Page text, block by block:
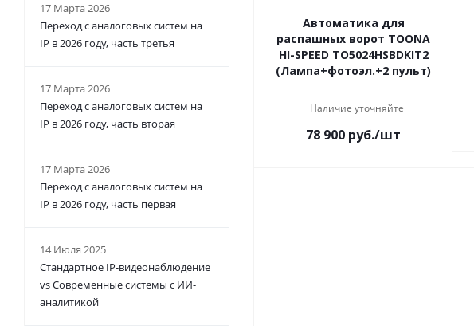
Автоматика для
распашных ворот TOONA
HI-SPEED TO5024HSBDKIT2
(Лампа+фотоэл.+2 пульт)
Наличие уточняйте
78 900 руб./шт
17 Марта 2026
Переход с аналоговых систем на
IP в 2026 году, часть третья
17 Марта 2026
Переход с аналоговых систем на
IP в 2026 году, часть вторая
17 Марта 2026
Переход с аналоговых систем на
IP в 2026 году, часть первая
14 Июля 2025
Стандартное IP-видеонаблюдение
vs Современные системы с ИИ-
аналитикой